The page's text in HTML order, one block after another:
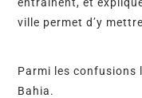
ville permet d’y
Parmi les confusions
Bahia.